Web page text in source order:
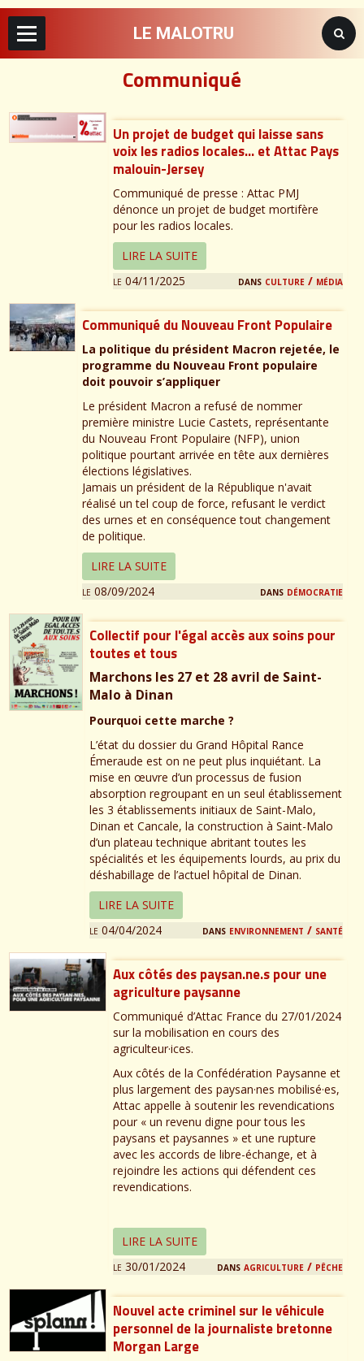
LE MALOTRU
Communiqué
Un projet de budget qui laisse sans
voix les radios locales… et Attac Pays
malouin-Jersey
le 04/11/2025 dans culture / média
Communiqué de presse : Attac PMJ
dénonce un projet de budget mortifère
pour les radios locales.
LIRE LA SUITE
Communiqué du Nouveau Front Populaire
le 08/09/2024 dans démocratie
La politique du président Macron rejetée, le
programme du Nouveau Front populaire
doit pouvoir s’appliquer
Le président Macron a refusé de nommer
première ministre Lucie Castets, représentante
du Nouveau Front Populaire (NFP), union
politique pourtant arrivée en tête aux dernières
élections législatives.
Jamais un président de la République n'avait
réalisé un tel coup de force, refusant le verdict
des urnes et en conséquence tout changement
de politique.
LIRE LA SUITE
Collectif pour l'égal accès aux soins pour
toutes et tous
le 04/04/2024 dans environnement / santé
Marchons les 27 et 28 avril de Saint-
Malo à Dinan
Pourquoi cette marche ?
L’état du dossier du Grand Hôpital Rance
Émeraude est on ne peut plus inquiétant. La
mise en œuvre d’un processus de fusion
absorption regroupant en un seul établissement
les 3 établissements initiaux de Saint-Malo,
Dinan et Cancale, la construction à Saint-Malo
d’un plateau technique abritant toutes les
spécialités et les équipements lourds, au prix du
déshabillage de l’actuel hôpital de Dinan.
LIRE LA SUITE
Aux côtés des paysan.ne.s pour une
agriculture paysanne
le 30/01/2024 dans agriculture / pêche
Communiqué d’Attac France du 27/01/2024
sur la mobilisation en cours des
agriculteur·ices.
Aux côtés de la Confédération Paysanne et
plus largement des paysan·nes mobilisé·es,
Attac appelle à soutenir les revendications
pour « un revenu digne pour tous les
paysans et paysannes » et une rupture
avec les accords de libre-échange, et à
rejoindre les actions qui défendent ces
revendications.
LIRE LA SUITE
Nouvel acte criminel sur le véhicule
personnel de la journaliste bretonne
Morgan Large